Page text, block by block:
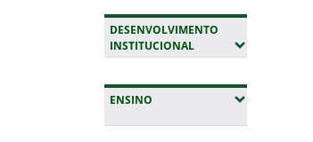
DESENVOLVIMENTO
INSTITUCIONAL(EXPANDIR SUBMENUS)
ENSINO (EXPANDIR SUBMENUS)